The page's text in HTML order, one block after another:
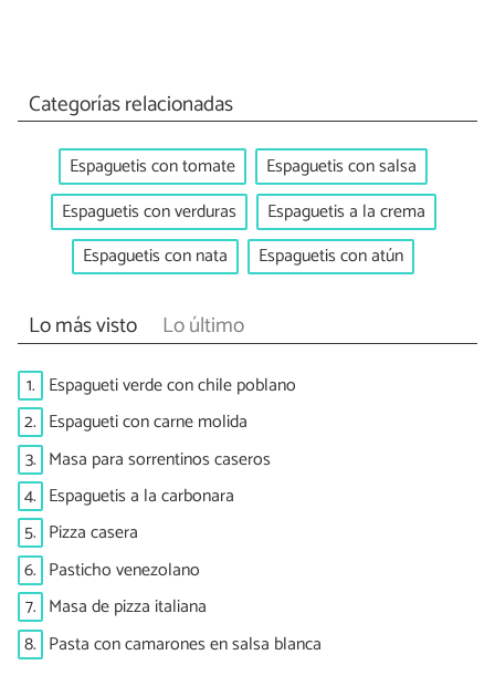
Categorías relacionadas
Espaguetis con tomate
Espaguetis con salsa
Espaguetis con verduras
Espaguetis a la crema
Espaguetis con nata
Espaguetis con atún
Lo más visto Lo último
1. Espagueti verde con chile poblano
2. Espagueti con carne molida
3. Masa para sorrentinos caseros
4. Espaguetis a la carbonara
5. Pizza casera
6. Pasticho venezolano
7. Masa de pizza italiana
8. Pasta con camarones en salsa blanca